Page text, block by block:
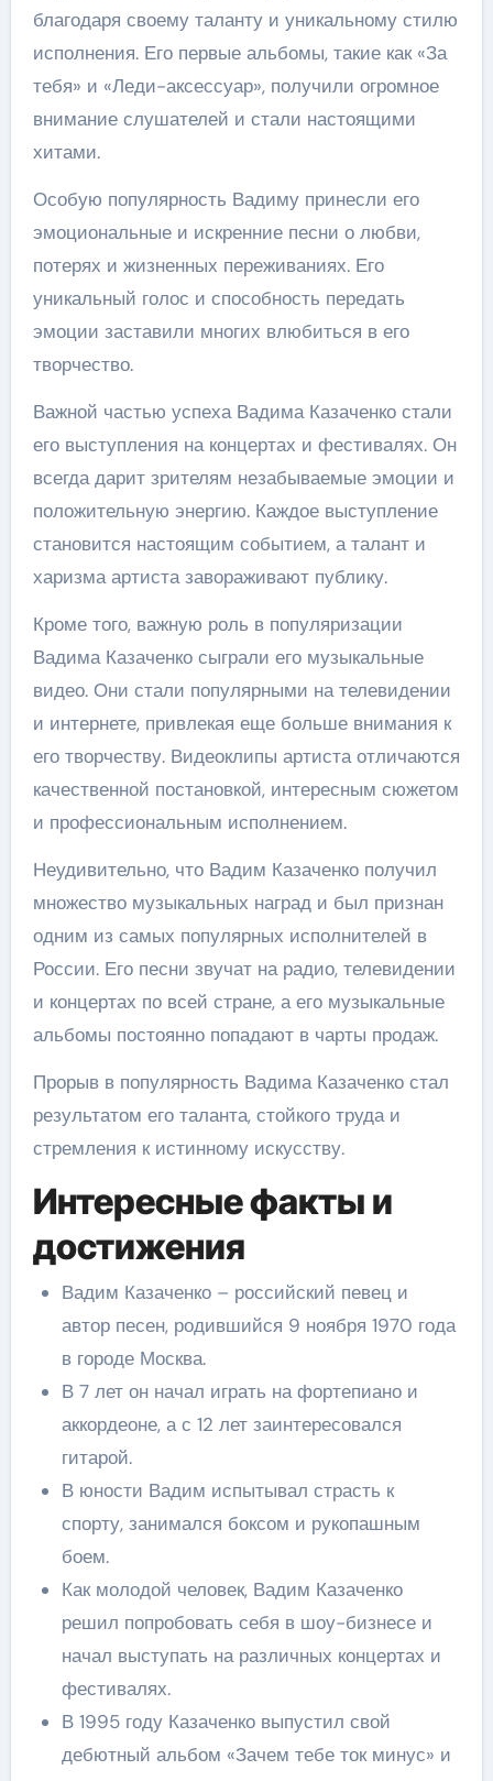
благодаря своему таланту и уникальному стилю
исполнения. Его первые альбомы, такие как «За
тебя» и «Леди-аксессуар», получили огромное
внимание слушателей и стали настоящими
хитами.
Особую популярность Вадиму принесли его
эмоциональные и искренние песни о любви,
потерях и жизненных переживаниях. Его
уникальный голос и способность передать
эмоции заставили многих влюбиться в его
творчество.
Важной частью успеха Вадима Казаченко стали
его выступления на концертах и фестивалях. Он
всегда дарит зрителям незабываемые эмоции и
положительную энергию. Каждое выступление
становится настоящим событием, а талант и
харизма артиста завораживают публику.
Кроме того, важную роль в популяризации
Вадима Казаченко сыграли его музыкальные
видео. Они стали популярными на телевидении
и интернете, привлекая еще больше внимания к
его творчеству. Видеоклипы артиста отличаются
качественной постановкой, интересным сюжетом
и профессиональным исполнением.
Неудивительно, что Вадим Казаченко получил
множество музыкальных наград и был признан
одним из самых популярных исполнителей в
России. Его песни звучат на радио, телевидении
и концертах по всей стране, а его музыкальные
альбомы постоянно попадают в чарты продаж.
Прорыв в популярность Вадима Казаченко стал
результатом его таланта, стойкого труда и
стремления к истинному искусству.
Интересные факты и
достижения
Вадим Казаченко – российский певец и
автор песен, родившийся 9 ноября 1970 года
в городе Москва.
В 7 лет он начал играть на фортепиано и
аккордеоне, а с 12 лет заинтересовался
гитарой.
В юности Вадим испытывал страсть к
спорту, занимался боксом и рукопашным
боем.
Как молодой человек, Вадим Казаченко
решил попробовать себя в шоу-бизнесе и
начал выступать на различных концертах и
фестивалях.
В 1995 году Казаченко выпустил свой
дебютный альбом «Зачем тебе ток минус» и